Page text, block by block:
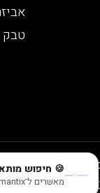
טבק
לצורך
במדיניות
🍪 חיפוש
מאשרים ל־Semantix לשמור סשן לשיפור התוצאות? (בלי אישור עדיין תראה תוצאות חכמות, פשוט בלי session)